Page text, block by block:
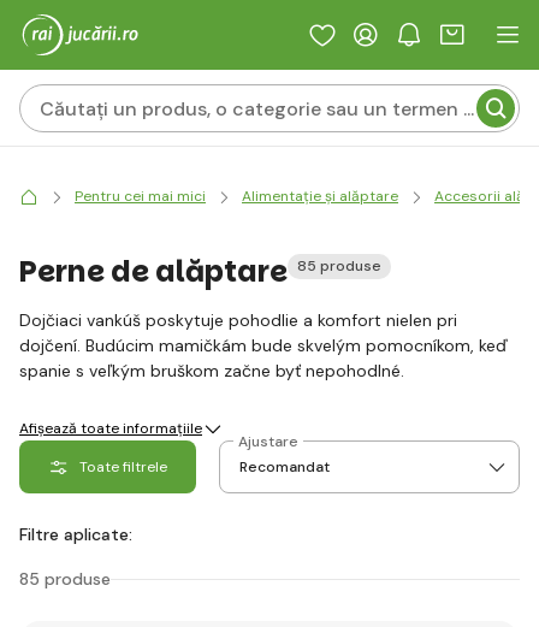
Pentru cei mai mici Alimentație și alăptare Accesorii
Perne de alăptare 85 produse
Dojčiaci vankúš poskytuje pohodlie a komfort nielen pri
dojčení. Budúcim mamičkám bude skvelým pomocníkom, keď
spanie s veľkým bruškom začne byť nepohodlné.
Afișează toate informațiile
Toate filtrele
Ajustare
Filtre aplicate:
85 produse